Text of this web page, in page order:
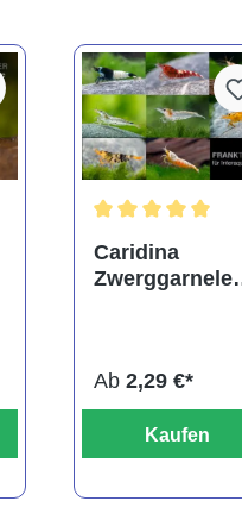
Caridina
Ab 2,29 €*
Kaufen